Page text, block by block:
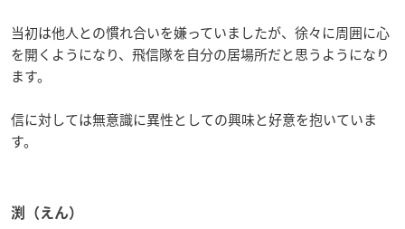
当初は他人との慣れ合いを嫌っていましたが、徐々に周囲に心
を開くようになり、飛信隊を自分の居場所だと思うようになり
ます。
信に対しては無意識に異性としての興味と好意を抱いていま
す。
渕（えん）